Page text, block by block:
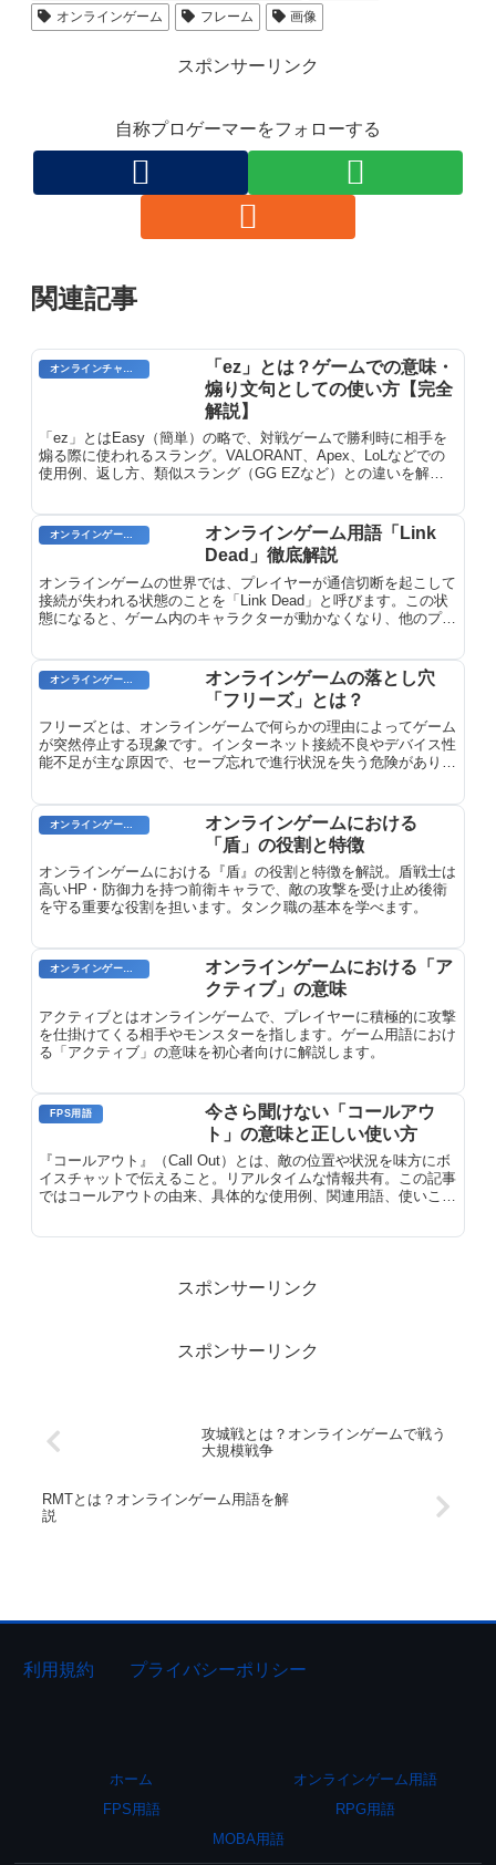
オンラインゲーム
フレーム 画像
スポンサーリンク
自称プロゲーマーをフォローする
関連記事
「ez」とは？ゲームでの意味・
煽り文句としての使い方【完全
解説】
「ez」とはEasy（簡単）の略で、対戦ゲームで勝利時に相手を
煽る際に使われるスラング。VALORANT、Apex、LoLなどでの
使用例、返し方、類似スラング（GG EZなど）との違いを解説
オンラインゲームのプレイに関する用語
オンラインゲーム用語「Link
Dead」徹底解説
オンラインゲームの世界では、プレイヤーが通信切断を起こして
接続が失われる状態のことを「Link Dead」と呼びます。この状
態になると、ゲーム内のキャラクターが動かなくなり、他のプレ
「Link Dead」が発生します。オンラインゲームの落とし穴
「フリーズ」とは？
フリーズとは、オンラインゲームで何らかの理由によってゲーム
が突然停止する現象です。インターネット接続不良やデバイス性
能不足が主な原因で、セーブ忘れで進行状況を失う危険がありま
オンラインゲームにおける
「盾」の役割と特徴
オンラインゲームにおける『盾』の役割と特徴を解説。盾戦士は
高いHP・防御力を持つ前衛キャラで、敵の攻撃を受け止め後衛
を守る重要な役割を担います。タンク職の基本を学べます。
オンラインゲーム用語
オンラインゲームにおける「ア
クティブ」の意味
アクティブとはオンラインゲームで、プレイヤーに積極的に攻撃
を仕掛けてくる相手やモンスターを指します。ゲーム用語におけ
る「アクティブ」の意味を初心者向けに解説します。
FPS用語
今さら聞けない「コールアウ
ト」の意味と正しい使い方
『コールアウト』（Call Out）とは、敵の位置や状況を味方にボ
イスチャットで伝えること。リアルタイムな情報共有。この記事
ではコールアウトの由来、具体的な使用例、関連用語、使いこな
スポンサーリンク
スポンサーリンク
攻城戦とは？オンラインゲームで戦う
大規模戦争
RMTとは？オンラインゲーム用語を解
説
利用規約 プライバシーポリシー
ホーム
オンラインゲーム用語
FPS用語
RPG用語
MOBA用語